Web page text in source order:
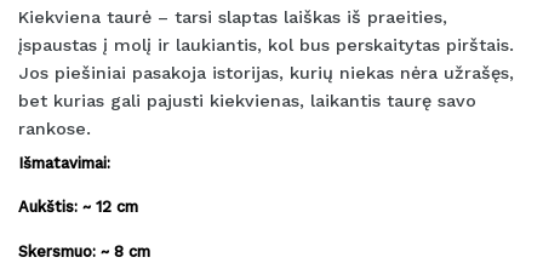
Kiekviena taurė – tarsi slaptas laiškas iš praeities,
įspaustas į molį ir laukiantis, kol bus perskaitytas pirštais.
Jos piešiniai pasakoja istorijas, kurių niekas nėra užrašęs,
bet kurias gali pajusti kiekvienas, laikantis taurę savo
rankose.
Išmatavimai:
Aukštis: ~ 12 cm
Skersmuo: ~ 8 cm